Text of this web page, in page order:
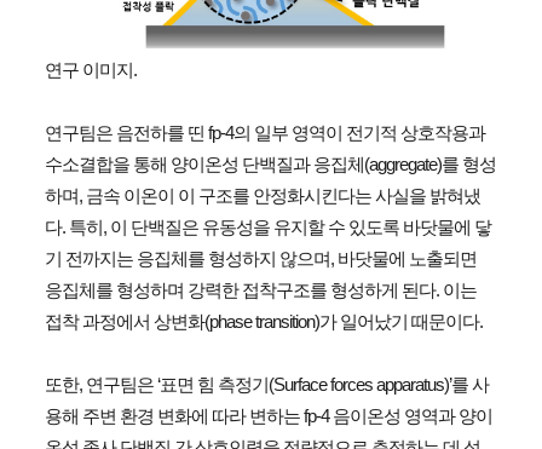
연구 이미지.
연구팀은 음전하를 띤 fp-4의 일부 영역이 전기적 상호작용과
수소결합을 통해 양이온성 단백질과 응집체(aggregate)를 형성
하며, 금속 이온이 이 구조를 안정화시킨다는 사실을 밝혀냈
다. 특히, 이 단백질은 유동성을 유지할 수 있도록 바닷물에 닿
기 전까지는 응집체를 형성하지 않으며, 바닷물에 노출되면
응집체를 형성하며 강력한 접착구조를 형성하게 된다. 이는
접착 과정에서 상변화(phase transition)가 일어났기 때문이다.
또한, 연구팀은 ‘표면 힘 측정기(Surface forces apparatus)’를 사
용해 주변 환경 변화에 따라 변하는 fp-4 음이온성 영역과 양이